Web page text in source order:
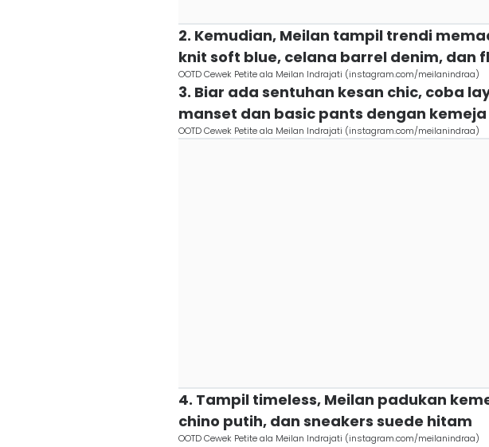
2. Kemudian, Meilan tampil trendi
knit soft blue, celana barrel denim, dan
OOTD Cewek Petite ala Meilan Indrajati (instagram.com/meilanindraa)
3. Biar ada sentuhan kesan chic, coba
manset dan basic pants dengan
OOTD Cewek Petite ala Meilan Indrajati (instagram.com/meilanindraa)
4. Tampil timeless, Meilan padukan
chino putih, dan sneakers suede hitam
OOTD Cewek Petite ala Meilan Indrajati (instagram.com/meilanindraa)